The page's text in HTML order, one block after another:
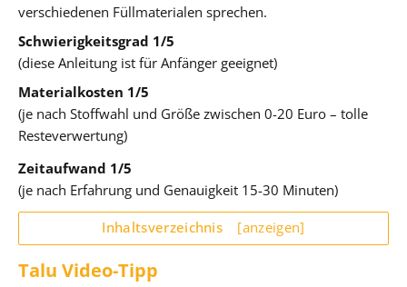
verschiedenen Füllmaterialen sprechen.
Schwierigkeitsgrad 1/5
(diese Anleitung ist für Anfänger geeignet)
Materialkosten 1/5
(je nach Stoffwahl und Größe zwischen 0-20 Euro – tolle
Resteverwertung)
Zeitaufwand 1/5
(je nach Erfahrung und Genauigkeit 15-30 Minuten)
Inhaltsverzeichnis [anzeigen]
Talu Video-Tipp